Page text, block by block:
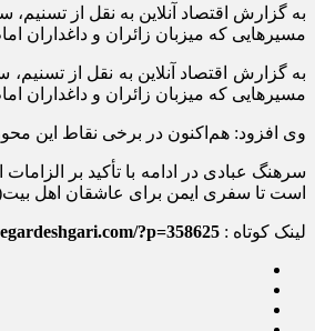
به گزارش اقتصاد آنلاین به نقل از
مسیرهایی که میزبان زائران و
به گزارش اقتصاد آنلاین به نقل از
مسیرهایی که میزبان زائران و
وی افزود: ‌هم‌اکنون در برخی نقاط این
است تا سفری ایمن برای عاشقان اهل
لینک کوتاه : ?p=358625